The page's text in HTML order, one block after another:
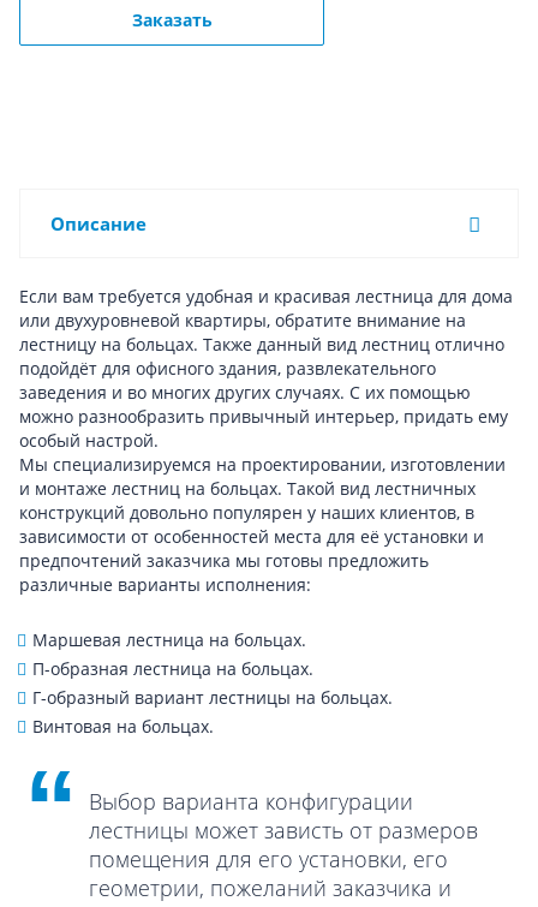
Заказать
Описание
Если вам требуется удобная и красивая лестница для дома
или двухуровневой квартиры, обратите внимание на
лестницу на больцах. Также данный вид лестниц отлично
подойдёт для офисного здания, развлекательного
заведения и во многих других случаях. С их помощью
можно разнообразить привычный интерьер, придать ему
особый настрой.
Мы специализируемся на проектировании, изготовлении
и монтаже лестниц на больцах. Такой вид лестничных
конструкций довольно популярен у наших клиентов, в
зависимости от особенностей места для её установки и
предпочтений заказчика мы готовы предложить
различные варианты исполнения:
Маршевая лестница на больцах.
П-образная лестница на больцах.
Г-образный вариант лестницы на больцах.
Винтовая на больцах.
Выбор варианта конфигурации
лестницы может зависть от размеров
помещения для его установки, его
геометрии, пожеланий заказчика и